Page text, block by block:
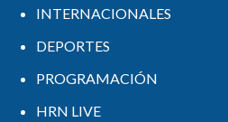
INTERNACIONALES
DEPORTES
PROGRAMACIÓN
HRN LIVE